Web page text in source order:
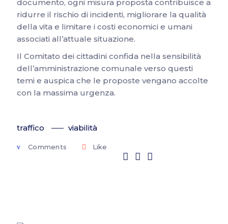
documento, ogni misura proposta contribuisce a
ridurre il rischio di incidenti, migliorare la qualità
della vita e limitare i costi economici e umani
associati all’attuale situazione.
Il Comitato dei cittadini confida nella sensibilità
dell’amministrazione comunale verso questi
temi e auspica che le proposte vengano accolte
con la massima urgenza.
traffico viabilità
Comments Like